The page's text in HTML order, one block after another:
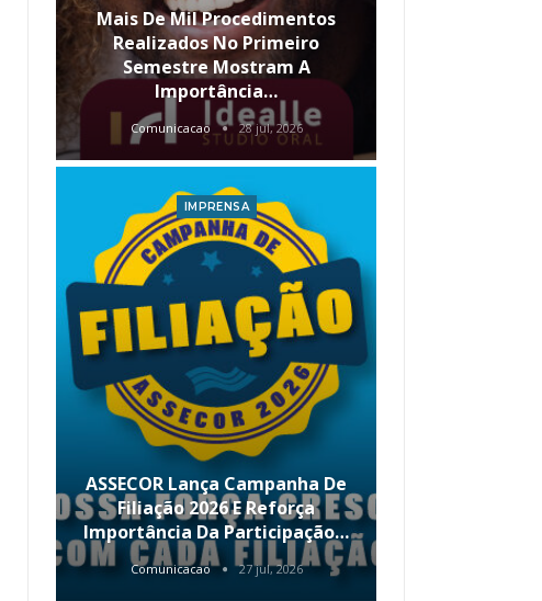
Mais De Mil Procedimentos
Realizados No Primeiro
Semestre Mostram A
Importância…
Comunicacao 28 jul, 2026
IMPRENSA
ASSECOR Lança Campanha De
Filiação 2026 E Reforça
Importância Da Participação…
Comunicacao 27 jul, 2026